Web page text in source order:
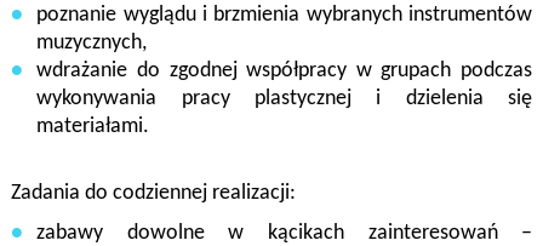
poznanie wyglądu i brzmienia wybranych instrumentów
muzycznych,
wdrażanie do zgodnej współpracy w grupach podczas
wykonywania pracy plastycznej i dzielenia się
materiałami.
Zadania do codziennej realizacji:
zabawy dowolne w kącikach zainteresowań –